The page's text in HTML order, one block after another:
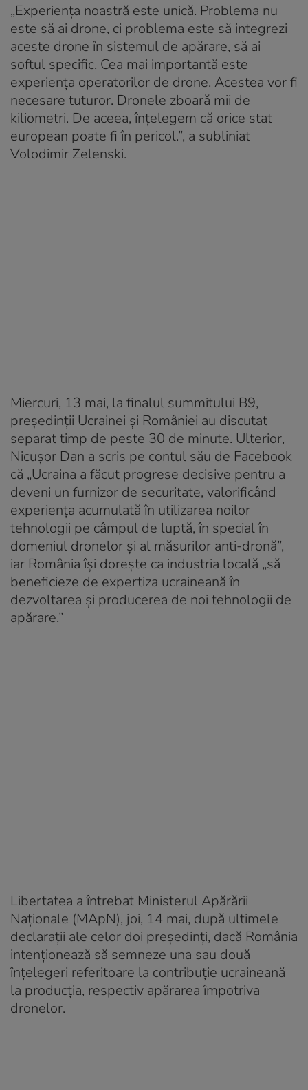
„Experiența noastră este unică. Problema nu
este să ai drone, ci problema este să integrezi
aceste drone în sistemul de apărare, să ai
softul specific. Cea mai importantă este
experiența operatorilor de drone. Acestea vor fi
necesare tuturor. Dronele zboară mii de
kiliometri. De aceea, înțelegem că orice stat
european poate fi în pericol.”, a subliniat
Volodimir Zelenski.
Miercuri, 13 mai, la finalul summitului B9,
președinții Ucrainei și României au discutat
separat timp de peste 30 de minute. Ulterior,
Nicușor Dan a scris pe contul său de Facebook
că „Ucraina a făcut progrese decisive pentru a
deveni un furnizor de securitate, valorificând
experiența acumulată în utilizarea noilor
tehnologii pe câmpul de luptă, în special în
domeniul dronelor și al măsurilor anti-dronă”,
iar România își dorește ca industria locală „să
beneficieze de expertiza ucraineană în
dezvoltarea și producerea de noi tehnologii de
apărare.”
Libertatea a întrebat Ministerul Apărării
Naționale (MApN), joi, 14 mai, după ultimele
declarații ale celor doi președinți, dacă România
intenționează să semneze una sau două
înțelegeri referitoare la contribuție ucraineană
la producția, respectiv apărarea împotriva
dronelor.